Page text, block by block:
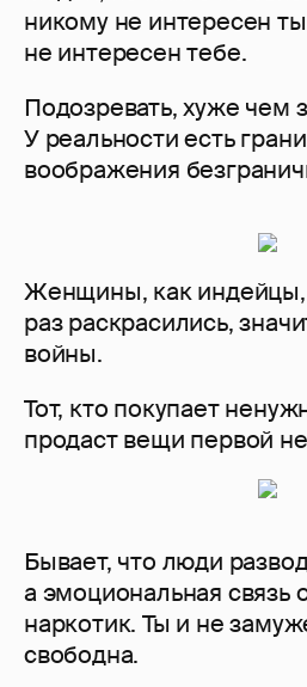
никому не интересен
не интересен тебе.
Подозревать, хуже чем
У реальности есть
воображения
Женщины, как индейцы,
раз раскрасились,
войны.
Тот, кто покупает
продаст вещи первой
Бывает, что люди
а эмоциональная связь
наркотик. Ты и не
свободна.